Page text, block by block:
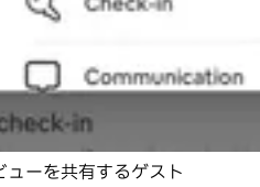
ーを共有するゲスト